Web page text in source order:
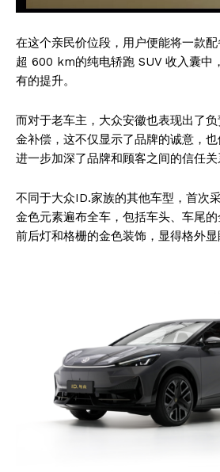
在这个亲民价位段，用户便能将一款
超 600 km的纯电轿跑 SUV 收入囊中
有的提升。
而对于老车主，大众安徽也表现出了
金补偿，这不仅显示了品牌的诚意，也
进一步加深了品牌和顾客之间的信任关
不同于大众ID.家族的其他车型，首次
金色元素遍布全车，包括车头、车尾
前后灯和格栅的金色装饰，显得格外显